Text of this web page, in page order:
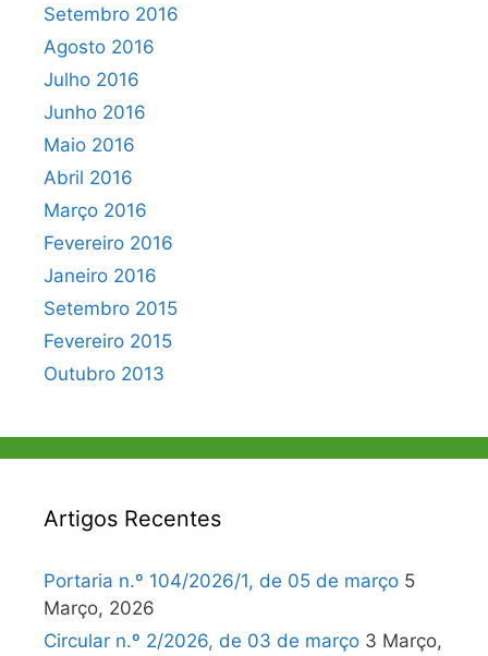
Setembro 2016
Agosto 2016
Julho 2016
Junho 2016
Maio 2016
Abril 2016
Março 2016
Fevereiro 2016
Janeiro 2016
Setembro 2015
Fevereiro 2015
Outubro 2013
Artigos Recentes
Portaria n.º 104/2026/1, de 05 de março 5
Março, 2026
Circular n.º 2/2026, de 03 de março 3 Março,